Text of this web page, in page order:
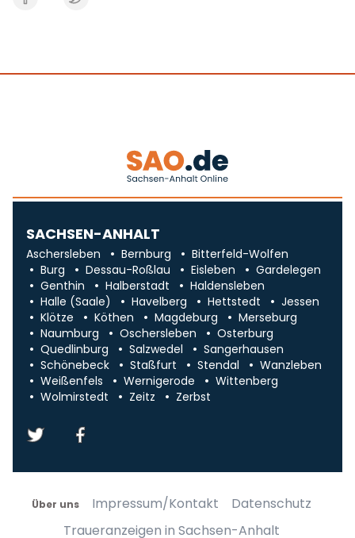
SACHSEN-ANHALT
Aschersleben Bernburg
Bitterfeld-Wolfen
Burg
Dessau-Roßlau Eisleben
Gardelegen
Genthin
Halberstadt
Haldensleben
Halle (Saale)
Havelberg Hettstedt
Jessen
Klötze
Köthen Magdeburg
Merseburg
Naumburg
Oschersleben
Osterburg
Quedlinburg
Salzwedel
Sangerhausen
Schönebeck
Staßfurt Stendal
Wanzleben
Weißenfels
Wernigerode
Wittenberg
Wolmirstedt
Zeitz Zerbst
Über uns Impressum/Kontakt
Datenschutz
Traueranzeigen in Sachsen-Anhalt